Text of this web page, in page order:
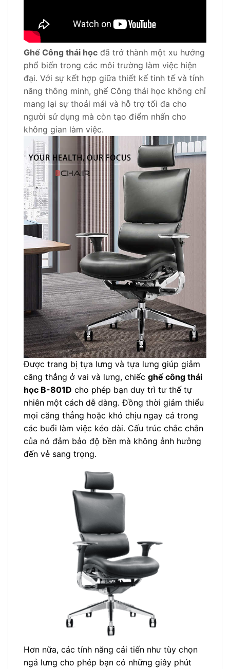
Ghế Công thái học đã trở thành một xu hướng
phổ biến trong các môi trường làm việc hiện
đại. Với sự kết hợp giữa thiết kế tinh tế và tính
năng thông minh, ghế Công thái học không chỉ
mang lại sự thoải mái và hỗ trợ tối đa cho
người sử dụng mà còn tạo điểm nhấn cho
không gian làm việc.
Được trang bị tựa lưng và tựa lưng giúp giảm
căng thẳng ở vai và lưng, chiếc ghế công thái
học B-801D cho phép bạn duy trì tư thế tự
nhiên một cách dễ dàng. Đồng thời giảm thiểu
mọi căng thẳng hoặc khó chịu ngay cả trong
các buổi làm việc kéo dài. Cấu trúc chắc chắn
của nó đảm bảo độ bền mà không ảnh hưởng
đến vẻ sang trọng.
Hơn nữa, các tính năng cải tiến như tùy chọn
ngả lưng cho phép bạn có những giây phút